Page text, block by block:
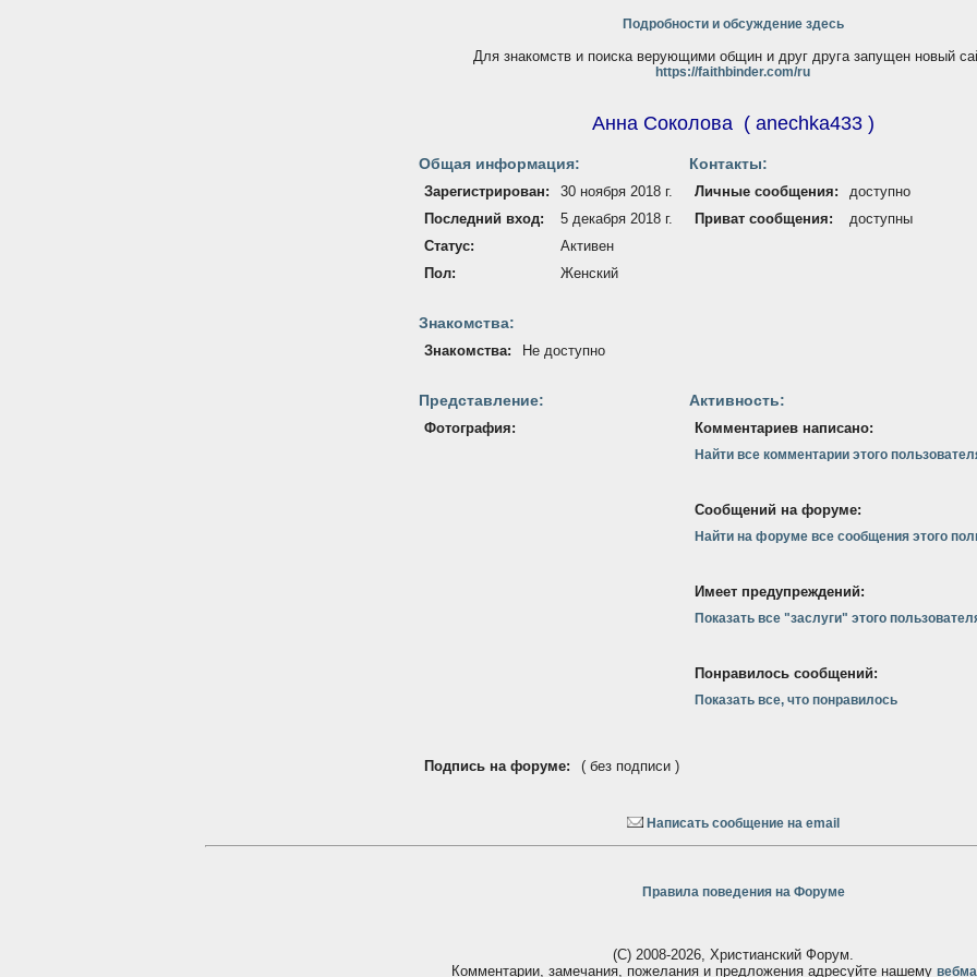
Подробности и обсуждение здесь
Для знакомств и поиска верующими общин и друг друга запущен новый
https://faithbinder.com/ru
Анна Соколова( anechka433)
Общая информация:
Зарегистрирован:
30 ноября 2018 г.
Последний вход:
5 декабря 2018 г.
Статус:
Активен
Пол:
Женский
Контакты:
Личные сообщения:
доступно
Приват сообщения:
доступны
Знакомства:
Знакомства: Не доступно
Представление:
Фотография:
Активность:
Комментариев написано:
Найти все комментарии этого
Сообщений на форуме:
Найти на форуме все сообщения этого
Имеет предупреждений:
Показать все "заслуги" этого
Понравилось сообщений:
Показать все, что понравилось
Подпись на форуме: ( без подписи )
Написать сообщение на email
Правила поведения на Форуме
(С) 2008-2026, Христианский Форум.
Комментарии, замечания, пожелания и предложения адресуйте нашему